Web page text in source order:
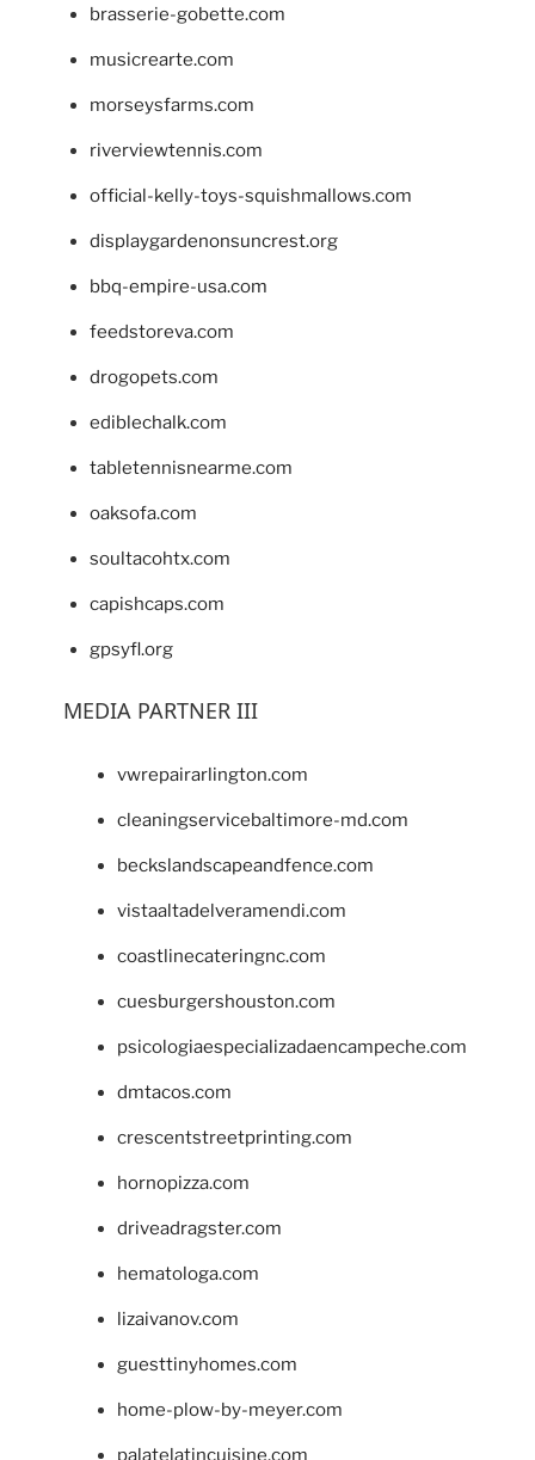
brasserie-gobette.com
musicrearte.com
morseysfarms.com
riverviewtennis.com
official-kelly-toys-squishmallows.com
displaygardenonsuncrest.org
bbq-empire-usa.com
feedstoreva.com
drogopets.com
ediblechalk.com
tabletennisnearme.com
oaksofa.com
soultacohtx.com
capishcaps.com
gpsyfl.org
MEDIA PARTNER III
vwrepairarlington.com
cleaningservicebaltimore-md.com
beckslandscapeandfence.com
vistaaltadelveramendi.com
coastlinecateringnc.com
cuesburgershouston.com
psicologiaespecializadaencampeche.com
dmtacos.com
crescentstreetprinting.com
hornopizza.com
driveadragster.com
hematologa.com
lizaivanov.com
guesttinyhomes.com
home-plow-by-meyer.com
palatelatincuisine.com